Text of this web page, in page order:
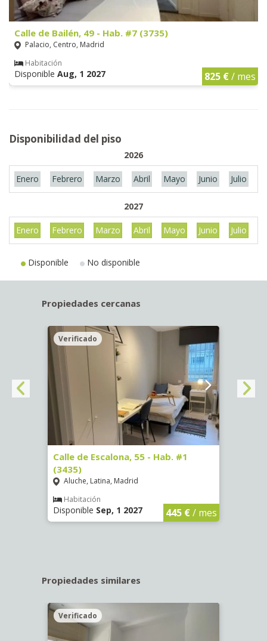
Calle de Bailén, 49 - Hab. #7 (3735)
Palacio, Centro, Madrid
Habitación
Disponible Aug, 1 2027 825 €/ mes
Disponibilidad del piso
2026
Enero Febrero Marzo Abril Mayo Junio Julio
2027
Enero Febrero Marzo Abril Mayo Junio Julio
Disponible No disponible
Propiedades cercanas
Verificado
Calle de Escalona, 55 - Hab. #1
(3435)
Aluche, Latina, Madrid
Habitación
Disponible Sep, 1 2027 445 €/ mes
Propiedades similares
Verificado